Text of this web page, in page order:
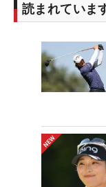
読まれていま